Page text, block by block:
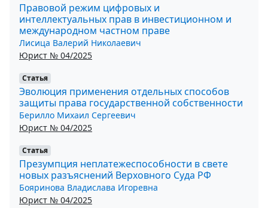
Правовой режим цифровых и
интеллектуальных прав в инвестиционном и
международном частном праве
Лисица Валерий Николаевич
Юрист № 04/2025
Статья
Эволюция применения отдельных способов
защиты права государственной собственности
Берилло Михаил Сергеевич
Юрист № 04/2025
Статья
Презумпция неплатежеспособности в свете
новых разъяснений Верховного Суда РФ
Бояринова Владислава Игоревна
Юрист № 04/2025